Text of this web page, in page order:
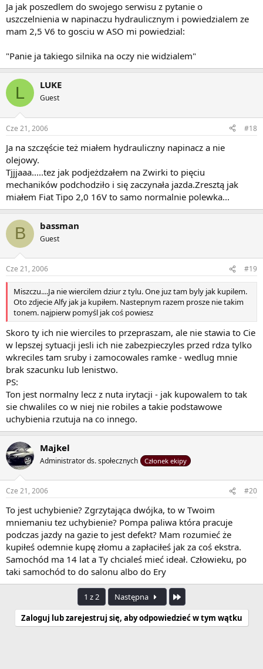
Ja jak poszedlem do swojego serwisu z pytanie o
uszczelnienia w napinaczu hydraulicznym i powiedzialem ze
mam 2,5 V6 to gosciu w ASO mi powiedzial:
"Panie ja takiego silnika na oczy nie widzialem"
L LUKE
Guest
Cze 21, 2006 #18
Ja na szczęście też miałem hydrauliczny napinacz a nie
olejowy.
Tjjjaaa.....tez jak podjeżdzałem na Zwirki to pięciu
mechaników podchodziło i się zaczynała jazda.Zresztą jak
miałem Fiat Tipo 2,0 16V to samo normalnie polewka...
B bassman
Guest
Cze 21, 2006 #19
Miszczu....Ja nie wiercilem dziur z tylu. One juz tam byly jak kupilem.
Oto zdjecie Alfy jak ja kupiłem. Nastepnym razem prosze nie takim
tonem. najpierw pomyśl jak coś powiesz
Skoro ty ich nie wierciles to przepraszam, ale nie stawia to Cie
w lepszej sytuacji jesli ich nie zabezpieczyles przed rdza tylko
wkreciles tam sruby i zamocowales ramke - wedlug mnie
brak szacunku lub lenistwo.
PS:
Ton jest normalny lecz z nuta irytacji - jak kupowalem to tak
sie chwaliles co w niej nie robiles a takie podstawowe
uchybienia rzutuja na co innego.
Majkel
Administrator ds. społecznych Członek ekipy
Cze 21, 2006 #20
To jest uchybienie? Zgrzytająca dwójka, to w Twoim
mniemaniu tez uchybienie? Pompa paliwa która pracuje
podczas jazdy na gazie to jest defekt? Mam rozumieć że
kupiłeś odemnie kupę złomu a zapłaciłeś jak za coś ekstra.
Samochód ma 14 lat a Ty chcialeś mieć ideał. Człowieku, po
taki samochód to do salonu albo do Ery
1 z 2 Następna
Zaloguj lub zarejestruj się, aby odpowiedzieć w tym wątku